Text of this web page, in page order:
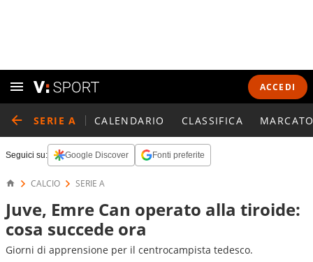
ACCEDI
SERIE A CALENDARIO CLASSIFICA
Seguici su: Google Discover Fonti preferite
CALCIO SERIE A
Juve, Emre Can operato alla tiroide:
cosa succede ora
Giorni di apprensione per il centrocampista tedesco.